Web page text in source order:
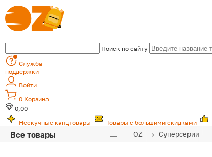
Поиск по сайту
Служба
поддержки
Войти
0 Корзина
0,00
Нескучные канцтовары
Товары с большими скидками
Все товары OZ Суперсерии